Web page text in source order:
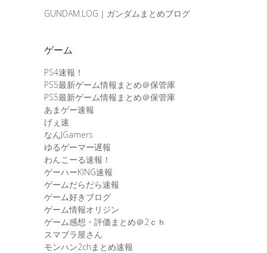
GUNDAM.LOG｜ガンダムまとめブログ
ゲーム
PS4速報！
PS5最新ゲーム情報まとめ＠保管庫
PS5最新ゲーム情報まとめ＠保管庫
あまゲー速報
げぇ速
なんJGamers
ゆるゲーマー遅報
わんこーる速報！
ゲーハーKING速報
ゲームだらだら速報
ゲーム好きブログ
ゲーム情報オリジン
ゲーム感想・評価まとめ＠2ｃｈ
スマブラ屋さん
モンハン2chまとめ速報